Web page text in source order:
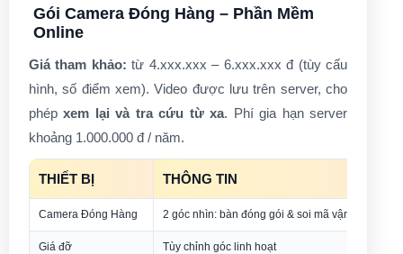
Gói Camera Đóng Hàng – Phần Mềm
Online
Giá tham khảo: từ 4.xxx.xxx – 6.xxx.xxx đ (tùy cấu
hình, số điểm xem). Video được lưu trên server, cho
phépxem lại và tra cứu từ xa. Phí gia hạn server
khoảng 1.000.000 đ / năm.
THIẾT BỊ THÔNG TIN
Camera Đóng Hàng 2 góc nhìn: bàn đóng gói & soi mã vận đơn
Giá đỡ Tùy chỉnh góc linh hoạt